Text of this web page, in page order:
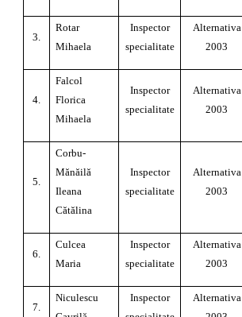
3.
Rotar
Mihaela
Inspector
specialitate
Alternativa
2003
4.
Falcol
Florica
Mihaela
Inspector
specialitate
Alternativa
2003
5.
Corbu-
Mănăilă
Ileana
Cătălina
Inspector
specialitate
Alternativa
2003
6.
Culcea
Maria
Inspector
specialitate
Alternativa
2003
7.
Niculescu
Inspector
Alternativa